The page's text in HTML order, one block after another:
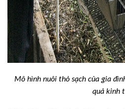
Mô hình nuôi thỏ sạch của gia
quả kinh